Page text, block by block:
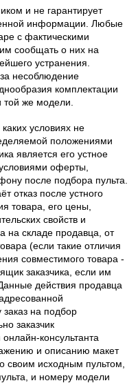
и не гарантирует
информации. Любые
с фактическими
сообщать о них на
устранения.
несоблюдение
комплектации
той же модели.
условиях не
положениями
является его устное
оферты,
после подбора пульта.
отказ после устного
товара, его цены,
свойств и
на складе продавца, от
(если такие отличия
совместимого товара -
заказчика, если им
действия продавца
на подбор
заказчик
консультанта
и описанию макет
своим исходным пультом,
и номеру модели